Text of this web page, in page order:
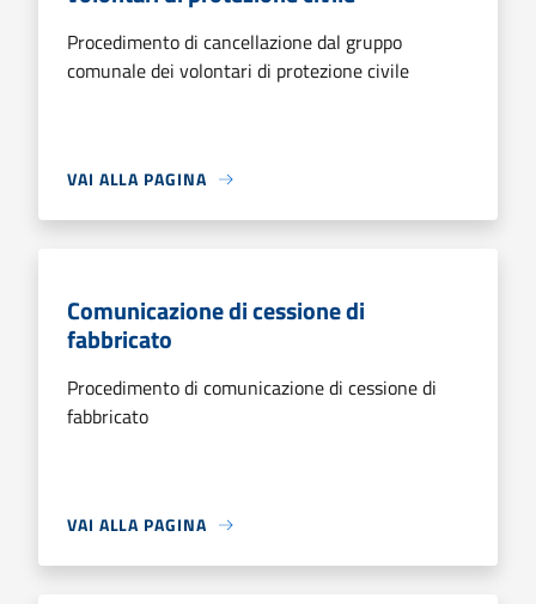
Procedimento di cancellazione dal gruppo
comunale dei volontari di protezione civile
VAI ALLA PAGINA
Comunicazione di cessione di
fabbricato
Procedimento di comunicazione di cessione di
fabbricato
VAI ALLA PAGINA